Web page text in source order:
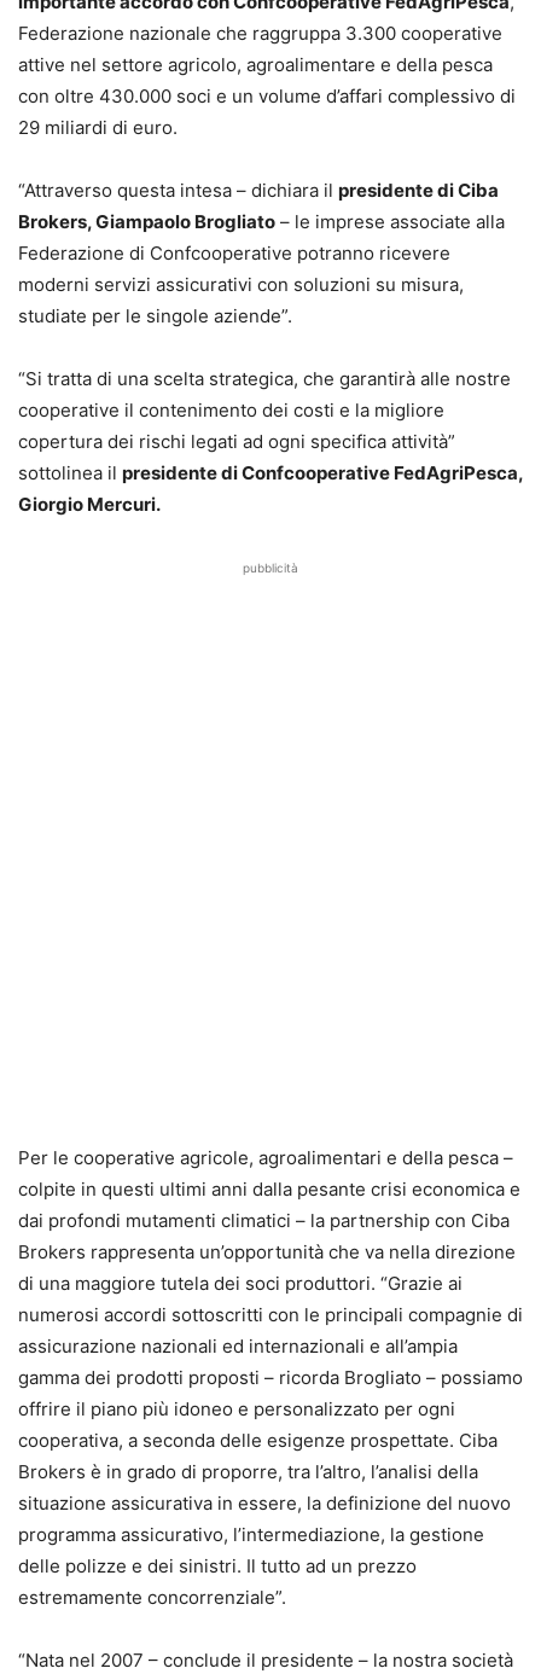
Federazione nazionale che raggruppa 3.300 cooperative
attive nel settore agricolo, agroalimentare e della pesca
con oltre 430.000 soci e un volume d’affari complessivo di
29 miliardi di euro.
“Attraverso questa intesa – dichiara il presidente di Ciba
Brokers, Giampaolo Brogliato – le imprese associate alla
Federazione di Confcooperative potranno ricevere
moderni servizi assicurativi con soluzioni su misura,
studiate per le singole aziende”.
“Si tratta di una scelta strategica, che garantirà alle nostre
cooperative il contenimento dei costi e la migliore
copertura dei rischi legati ad ogni specifica attività”
sottolinea il presidente di Confcooperative FedAgriPesca,
Giorgio Mercuri.
pubblicità
Per le cooperative agricole, agroalimentari e della pesca –
colpite in questi ultimi anni dalla pesante crisi economica e
dai profondi mutamenti climatici – la partnership con Ciba
Brokers rappresenta un’opportunità che va nella direzione
di una maggiore tutela dei soci produttori. “Grazie ai
numerosi accordi sottoscritti con le principali compagnie di
assicurazione nazionali ed internazionali e all’ampia
gamma dei prodotti proposti – ricorda Brogliato – possiamo
offrire il piano più idoneo e personalizzato per ogni
cooperativa, a seconda delle esigenze prospettate. Ciba
Brokers è in grado di proporre, tra l’altro, l’analisi della
situazione assicurativa in essere, la definizione del nuovo
programma assicurativo, l’intermediazione, la gestione
delle polizze e dei sinistri. Il tutto ad un prezzo
estremamente concorrenziale”.
“Nata nel 2007 – conclude il presidente – la nostra società